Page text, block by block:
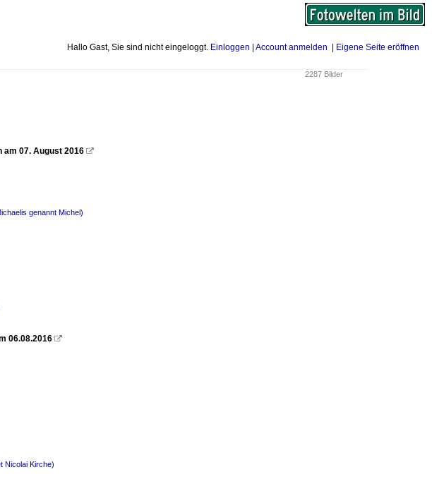
Hallo Gast, Sie sind nicht eingeloggt. Einloggen Account anmelden Eigene Seite eröffnen
2287 Bilder
am 07. August 2016 
genannt Michel)
06.08.2016 
Nicolai Kirche)